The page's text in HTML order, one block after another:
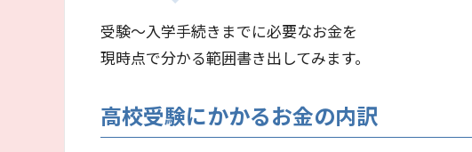
受験～入学手続きまでに必要なお金を
現時点で分かる範囲書き出してみます。
高校受験にかかるお金の内訳